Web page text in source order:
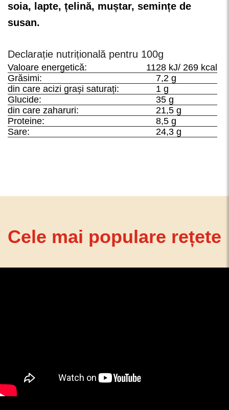
soia, lapte, țelină, muștar, semințe de
susan.
Declarație nutrițională pentru 100g
Valoare energetică:
1128 kJ/ 269 kcal
Grăsimi:
7,2 g
din care acizi grași saturați:
1 g
Glucide:
35 g
din care zaharuri:
21,5 g
Proteine:
8,5 g
Sare:
24,3 g
Cele mai populare rețete